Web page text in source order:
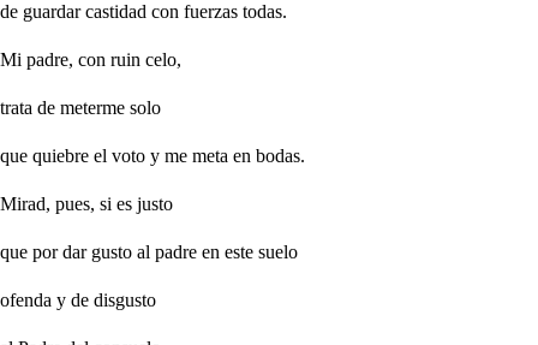
de guardar castidad con fuerzas todas.
Mi padre, con ruin celo,
trata de meterme solo
que quiebre el voto y me meta en bodas.
Mirad, pues, si es justo
que por dar gusto al padre en este suelo
ofenda y de disgusto